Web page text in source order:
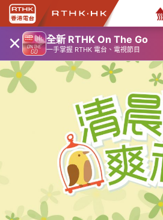
× 全新 RTHK On The Go
一手掌握 RTHK 電台、電視節目